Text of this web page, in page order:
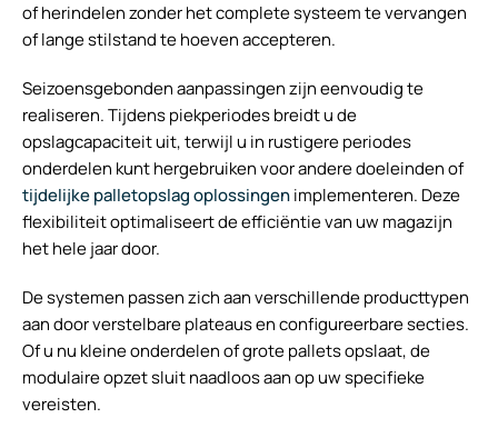
of herindelen zonder het complete systeem te vervangen
of lange stilstand te hoeven accepteren.
Seizoensgebonden aanpassingen zijn eenvoudig te
realiseren. Tijdens piekperiodes breidt u de
opslagcapaciteit uit, terwijl u in rustigere periodes
onderdelen kunt hergebruiken voor andere doeleinden of
tijdelijke palletopslag oplossingenimplementeren. Deze
flexibiliteit optimaliseert de efficiëntie van uw magazijn
het hele jaar door.
De systemen passen zich aan verschillende producttypen
aan door verstelbare plateaus en configureerbare secties.
Of u nu kleine onderdelen of grote pallets opslaat, de
modulaire opzet sluit naadloos aan op uw specifieke
vereisten.